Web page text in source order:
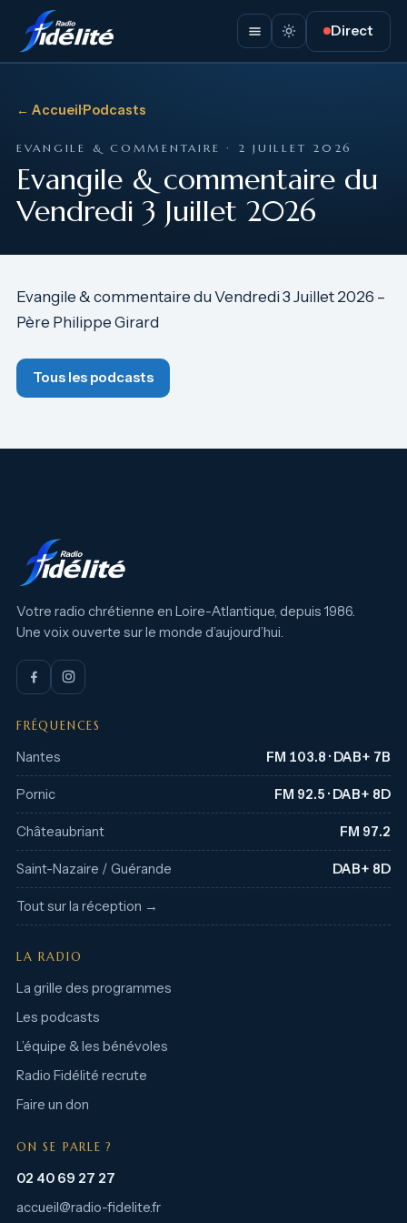
Direct
← Accueil·Podcasts
EVANGILE & COMMENTAIRE · 2 JUILLET 2026
Evangile & commentaire du
Vendredi 3 Juillet 2026
Evangile & commentaire du Vendredi 3 Juillet 2026 –
Père Philippe Girard
Tous les podcasts
Votre radio chrétienne en Loire-Atlantique, depuis 1986.
Une voix ouverte sur le monde d’aujourd’hui.
FRÉQUENCES
Nantes FM 103.8 · DAB+ 7B
Pornic FM 92.5 · DAB+ 8D
Châteaubriant FM 97.2
Saint-Nazaire / Guérande DAB+ 8D
Tout sur la réception →
LA RADIO
La grille des programmes
Les podcasts
L’équipe & les bénévoles
Radio Fidélité recrute
Faire un don
ON SE PARLE ?
02 40 69 27 27
accueil@radio-fidelite.fr